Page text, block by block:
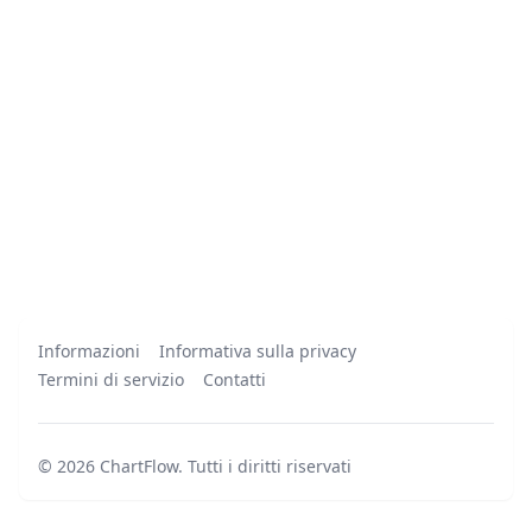
Informazioni
Informativa sulla privacy
Termini di servizio
Contatti
© 2026 ChartFlow. Tutti i diritti riservati